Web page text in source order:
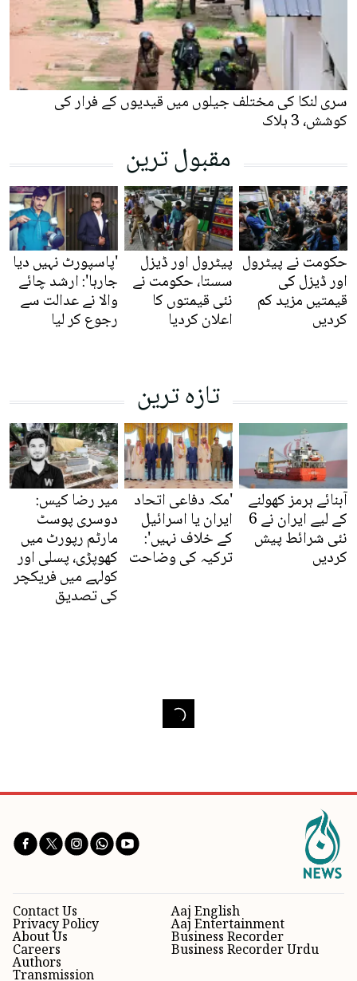
سری لنکا کی مختلف جیلوں میں قیدیوں کے فرار کی
کوشش، 3 ہلاک
مقبول ترین
حکومت نے پیٹرول
اور ڈیزل کی
قیمتیں مزید کم
کردیں
پیٹرول اور ڈیزل
سستا، حکومت نے
نئی قیمتوں کا
اعلان کردیا
'پاسپورٹ نہیں دیا
جارہا': ارشد چائے
والا نے عدالت سے
رجوع کر لیا
تازہ ترین
آبنائے ہرمز کھولنے
کے لیے ایران نے 6
نئی شرائط پیش
کردیں
'مکہ دفاعی اتحاد
ایران یا اسرائیل
کے خلاف نہیں':
ترکیہ کی وضاحت
میر رضا کیس:
دوسری پوسٹ
مارٹم رپورٹ میں
کھوپڑی، پسلی اور
کولہے میں فریکچر
کی تصدیق
Aaj English
Aaj Entertainment
Business Recorder
Business Recorder Urdu
Contact Us
Privacy Policy
About Us
Careers
Authors
Transmission